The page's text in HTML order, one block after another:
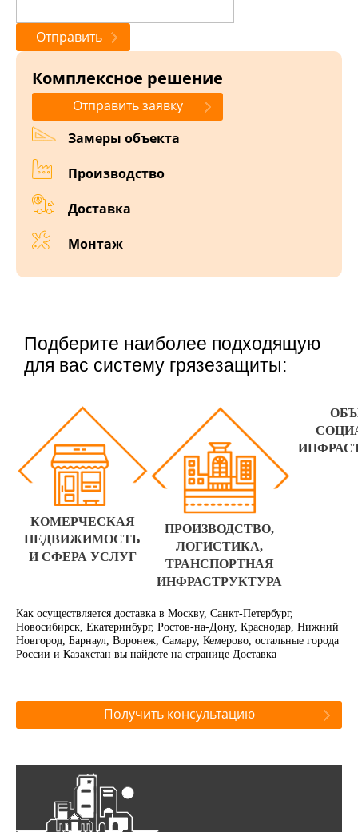
Комплексное решение
Отправить заявку
Замеры объекта
Производство
Доставка
Монтаж
Подберите наиболее подходящую
для вас систему грязезащиты:
КОМЕРЧЕСКАЯ
НЕДВИЖИМОСТЬ
И СФЕРА УСЛУГ
ПРОИЗВОДСТВО,
ЛОГИСТИКА,
ТРАНСПОРТНАЯ
ИНФРАСТРУКТУРА
Как осуществляется доставка в Москву, Санкт-Петербург,
Новосибирск, Екатеринбург, Ростов-на-Дону, Краснодар, Нижний
Новгород, Барнаул, Воронеж, Самару, Кемерово, остальные города
России и Казахстан вы найдете на странице Доставка
Получить консультацию